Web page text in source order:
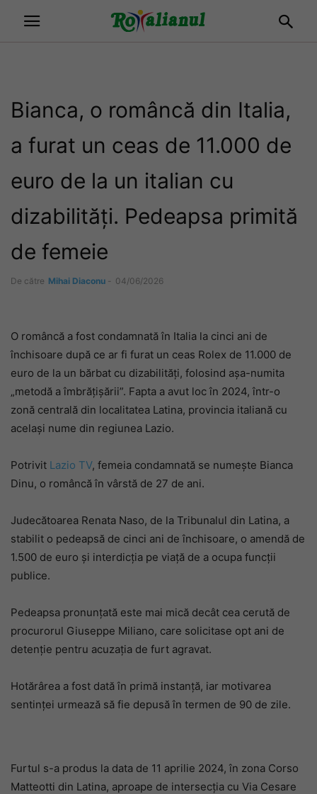
Bianca, o româncă din Italia,
a furat un ceas de 11.000 de
euro de la un italian cu
dizabilități. Pedeapsa primită
de femeie
De către Mihai Diaconu - 04/06/2026
O româncă a fost condamnată în Italia la cinci ani de
închisoare după ce ar fi furat un ceas Rolex de 11.000 de
euro de la un bărbat cu dizabilități, folosind așa-numita
„metodă a îmbrățișării”. Fapta a avut loc în 2024, într-o
zonă centrală din localitatea Latina, provincia italiană cu
același nume din regiunea Lazio.
Potrivit Lazio TV, femeia condamnată se numește Bianca
Dinu, o româncă în vârstă de 27 de ani.
Judecătoarea Renata Naso, de la Tribunalul din Latina, a
stabilit o pedeapsă de cinci ani de închisoare, o amendă de
1.500 de euro și interdicția pe viață de a ocupa funcții
publice.
Pedeapsa pronunțată este mai mică decât cea cerută de
procurorul Giuseppe Miliano, care solicitase opt ani de
detenție pentru acuzația de furt agravat.
Hotărârea a fost dată în primă instanță, iar motivarea
sentinței urmează să fie depusă în termen de 90 de zile.
Furtul s-a produs la data de 11 aprilie 2024, în zona Corso
Matteotti din Latina, aproape de intersecția cu Via Cesare